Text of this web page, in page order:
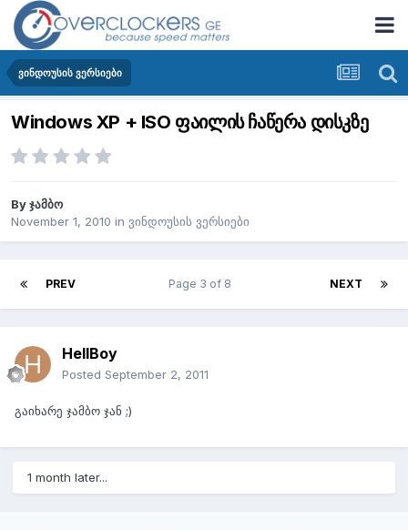
ვინდოუსის ვერსიები
Windows XP + ISO ფაილის ჩაწერა დისკზე
Byჯამბო
November 1, 2010 in ვინდოუსის ვერსიები
PREV NEXT
Page 3 of 8
HellBoy
Posted September 2, 2011
გაიხარე ჯამბო ჯან ;)
1 month later...